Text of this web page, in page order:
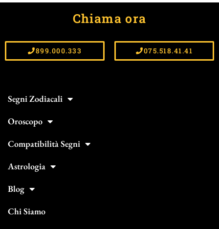
Chiama ora
899.000.333 075.518.41.41
Segni Zodiacali
Oroscopo
Compatibilità Segni
Astrologia
Blog
Chi Siamo